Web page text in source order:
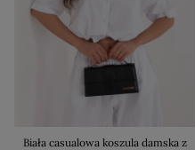
Biała casualowa koszula damska z